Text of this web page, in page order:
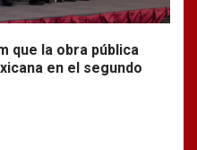
que la obra pública
en el segundo